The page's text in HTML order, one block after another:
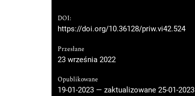
DOI:
https://doi.org/10.36128/priw.vi42.524
Przesłane
23 września 2022
Opublikowane
19-01-2023 — zaktualizowane 25-01-2023